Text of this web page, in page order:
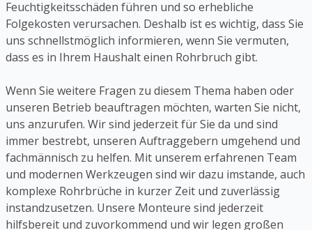
Feuchtigkeitsschäden führen und so erhebliche
Folgekosten verursachen. Deshalb ist es wichtig, dass Sie
uns schnellstmöglich informieren, wenn Sie vermuten,
dass es in Ihrem Haushalt einen Rohrbruch gibt.
Wenn Sie weitere Fragen zu diesem Thema haben oder
unseren Betrieb beauftragen möchten, warten Sie nicht,
uns anzurufen. Wir sind jederzeit für Sie da und sind
immer bestrebt, unseren Auftraggebern umgehend und
fachmännisch zu helfen. Mit unserem erfahrenen Team
und modernen Werkzeugen sind wir dazu imstande, auch
komplexe Rohrbrüche in kurzer Zeit und zuverlässig
instandzusetzen. Unsere Monteure sind jederzeit
hilfsbereit und zuvorkommend und wir legen großen